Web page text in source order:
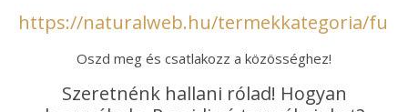
https://naturalweb.hu/termekkategoria/
Oszd meg és csatlakozz a közösséghez!
Szeretnénk hallani rólad! Hogyan